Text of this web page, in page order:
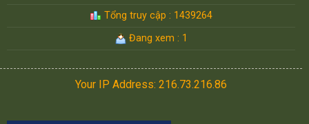
Tổng truy cập : 1439264
Đang xem : 1
Your IP Address: 216.73.216.86